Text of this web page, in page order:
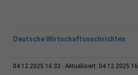
Deutsche Wirtschaftsnachrichten
04.12.2025 16:32 Aktualisiert: 04.12.2025